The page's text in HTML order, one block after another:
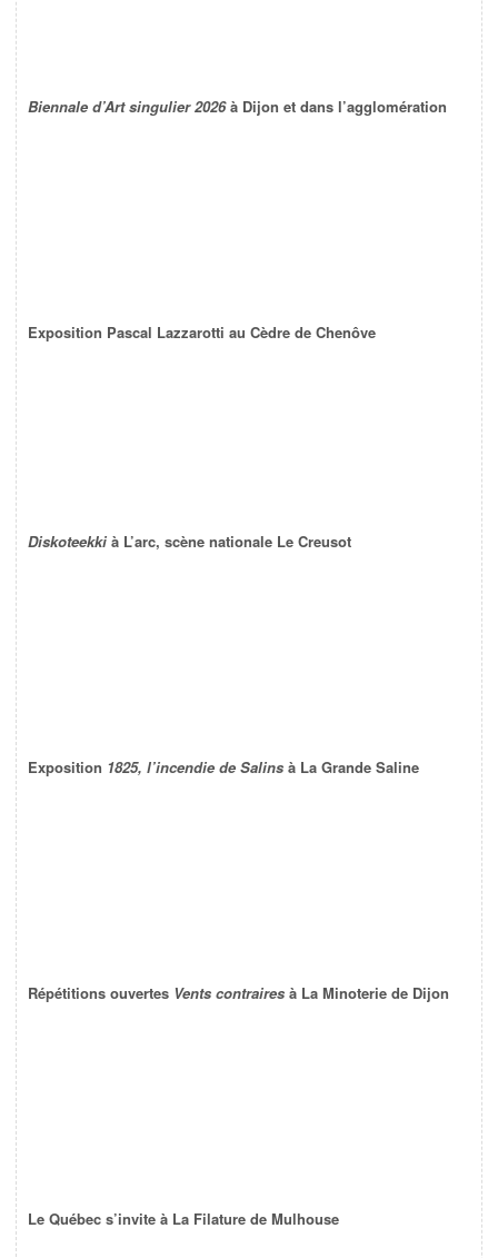
Biennale d’Art singulier 2026à Dijon et dans l’agglomération
Exposition Pascal Lazzarotti au Cèdre de Chenôve
Diskoteekki à L’arc, scène nationale Le Creusot
Exposition 1825, l’incendie de Salins à La Grande Saline
Répétitions ouvertes Vents contraires à La Minoterie de Dijon
Le Québec s’invite à La Filature de Mulhouse